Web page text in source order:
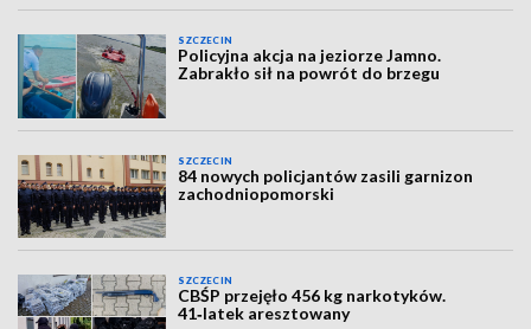
SZCZECIN
Policyjna akcja na jeziorze Jamno.
Zabrakło sił na powrót do brzegu
SZCZECIN
84 nowych policjantów zasili garnizon
zachodniopomorski
SZCZECIN
CBŚP przejęło 456 kg narkotyków.
41‑latek aresztowany